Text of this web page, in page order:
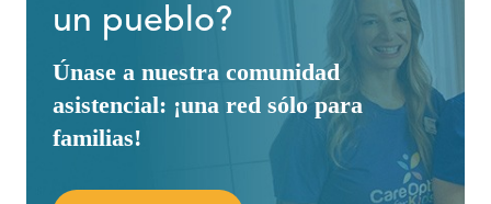
un pueblo?
Únase a nuestra comunidad
asistencial: ¡una red sólo para
familias!